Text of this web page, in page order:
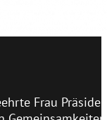
Frau